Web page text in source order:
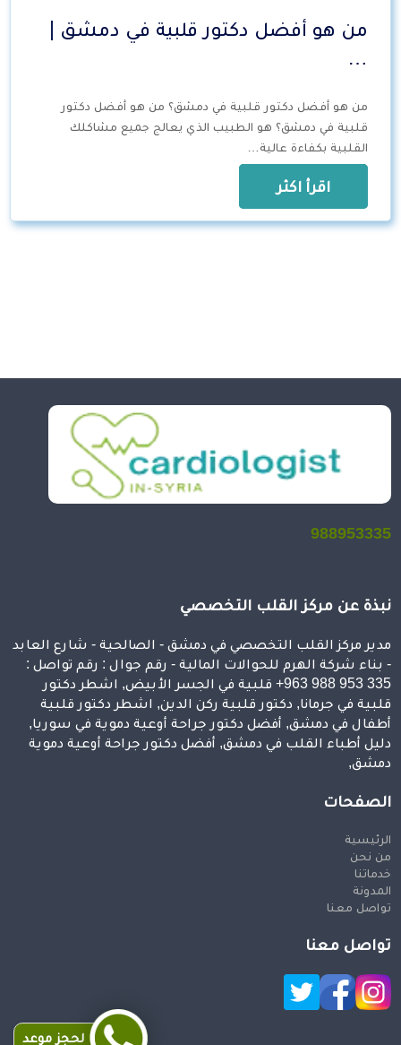
من هو أفضل دكتور قلبية في دمشق |
…
من هو أفضل دكتور قلبية في دمشق؟ من هو أفضل دكتور
قلبية في دمشق؟ هو الطبيب الذي يعالج جميع مشاكلك
القلبية بكفاءة عالية…
اقرأ اكثر
988953335
نبذة عن مركز القلب التخصصي
مدير مركز القلب التخصصي في دمشق - الصالحية - شارع العابد
- بناء شركة الهرم للحوالات المالية - رقم جوال : رقم تواصل :
⁦+963 988 953 335⁩ قلبية في الجسر الأبيض, اشطر دكتور
قلبية في جرمانا, دكتور قلبية ركن الدين, اشطر دكتور قلبية
أطفال في دمشق, أفضل دكتور جراحة أوعية دموية في سوريا,
دليل أطباء القلب في دمشق, أفضل دكتور جراحة أوعية دموية
دمشق,
الصفحات
الرئيسية
من نحن
خدماتنا
المدونة
تواصل معنا
تواصل معنا
لحجز موعد